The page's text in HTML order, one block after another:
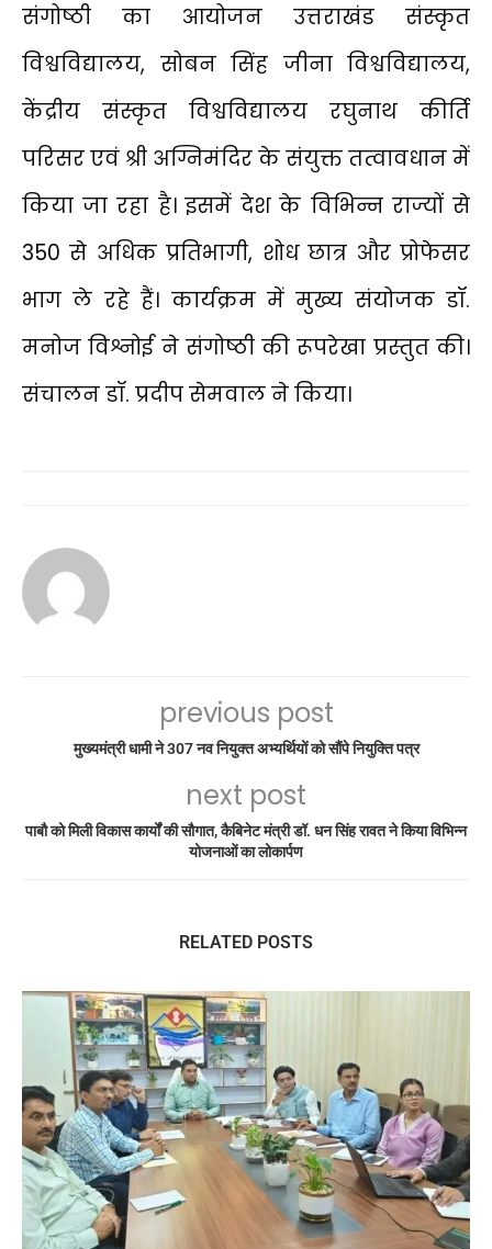
संगोष्ठी का आयोजन उत्तराखंड संस्कृत
विश्वविद्यालय, सोबन सिंह जीना विश्वविद्यालय,
केंद्रीय संस्कृत विश्वविद्यालय रघुनाथ कीर्ति
परिसर एवं श्री अग्निमंदिर के संयुक्त तत्वावधान में
किया जा रहा है। इसमें देश के विभिन्न राज्यों से
350 से अधिक प्रतिभागी, शोध छात्र और प्रोफेसर
भाग ले रहे हैं। कार्यक्रम में मुख्य संयोजक डॉ.
मनोज विश्नोई ने संगोष्ठी की रूपरेखा प्रस्तुत की।
संचालन डॉ. प्रदीप सेमवाल ने किया।
previous post
मुख्यमंत्री धामी ने 307 नव नियुक्त अभ्यर्थियों को सौंपे नियुक्ति पत्र
next post
पाबौ को मिली विकास कार्यों की सौगात, कैबिनेट मंत्री डॉ. धन सिंह रावत ने किया विभिन्न
योजनाओं का लोकार्पण
RELATED POSTS